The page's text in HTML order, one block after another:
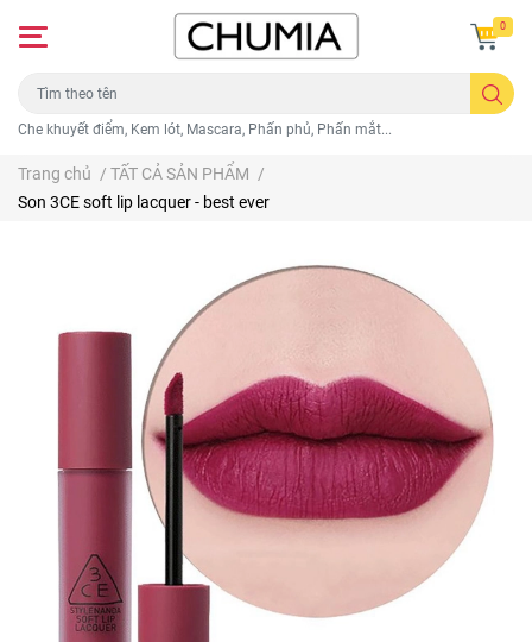
Che khuyết điểm, Kem lót, Mascara, Phấn phủ, Phấn mắt...
0
Trang chủ / TẤT CẢ SẢN PHẨM /
Son 3CE soft lip lacquer - best ever